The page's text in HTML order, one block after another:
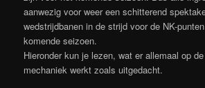
aanwezig voor weer een schitterend
wedstrijdbanen in de strijd voor de NK-
komende seizoen.
Hieronder kun je lezen, wat er allemaal op
mechaniek werkt zoals uitgedacht.